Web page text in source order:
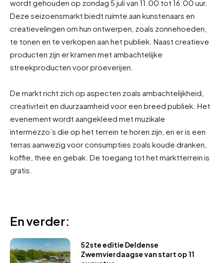
wordt gehouden op zondag 5 juli van 11.00 tot 16.00 uur.
Deze seizoensmarkt biedt ruimte aan kunstenaars en
creatievelingen om hun ontwerpen, zoals zonnehoeden,
te tonen en te verkopen aan het publiek. Naast creatieve
producten zijn er kramen met ambachtelijke
streekproducten voor proeverijen.
De markt richt zich op aspecten zoals ambachtelijkheid,
creativiteit en duurzaamheid voor een breed publiek. Het
evenement wordt aangekleed met muzikale
intermezzo’s die op het terrein te horen zijn, en er is een
terras aanwezig voor consumpties zoals koude dranken,
koffie, thee en gebak. De toegang tot het marktterrein is
gratis.
En verder:
52ste editie Deldense
Zwemvierdaagse van start op 11